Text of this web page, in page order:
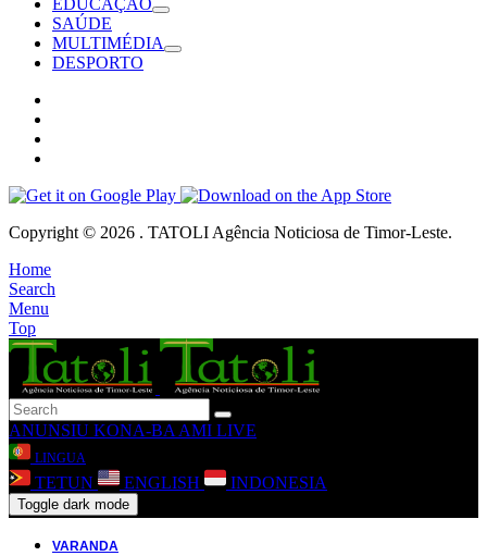
EDUCAÇÃO
SAÚDE
MULTIMÉDIA
DESPORTO
Copyright © 2026 . TATOLI Agência Noticiosa de Timor-Leste.
Home
Search
Menu
Top
ANUNSIU KONA-BA AMI LIVE
LINGUA
TETUN ENGLISH INDONESIA
Toggle dark mode
VARANDA